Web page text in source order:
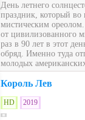
День летнего
праздник, который во
мистическим
от цивилизованного
раз в 90 лет в этот
обряд. Именно туда
молодых
вскоре после пр...
Король Лев
HD 2019